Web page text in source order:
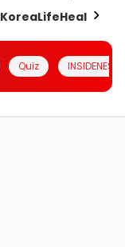
KoreaLifeHealth
Quiz INSIDENESIA